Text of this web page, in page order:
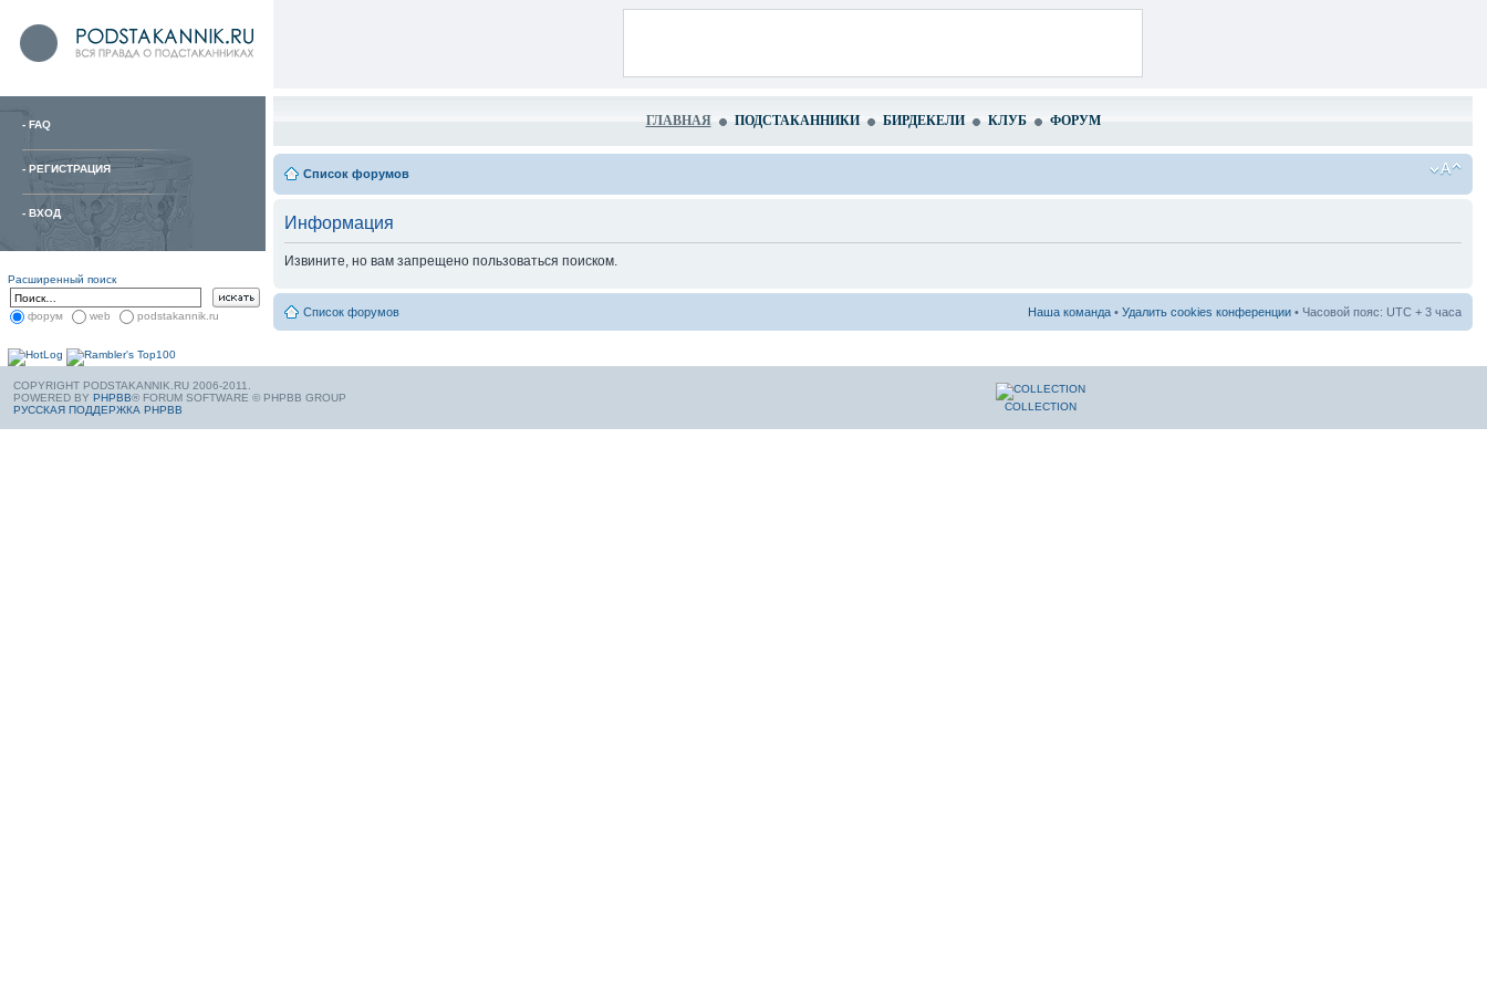
- FAQ
- РЕГИСТРАЦИЯ
- ВХОД
Расширенный поиск
форум web podstakannik.ru
ГЛАВНАЯ ПОДСТАКАННИКИ БИРДЕКЕЛИ КЛУБ ФОРУМ
Список форумов
Информация
Извините, но вам запрещено пользоваться поиском.
Список форумов Наша команда • Удалить cookies конференции • Часовой пояс: UTC + 3 часа
COPYRIGHT PODSTAKANNIK.RU 2006-2011.
POWERED BY PHPBB® FORUM SOFTWARE © PHPBB GROUP
РУССКАЯ ПОДДЕРЖКА PHPBB
COLLECTION